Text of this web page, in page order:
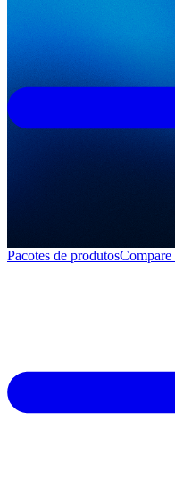
Pacotes de produtosCompare